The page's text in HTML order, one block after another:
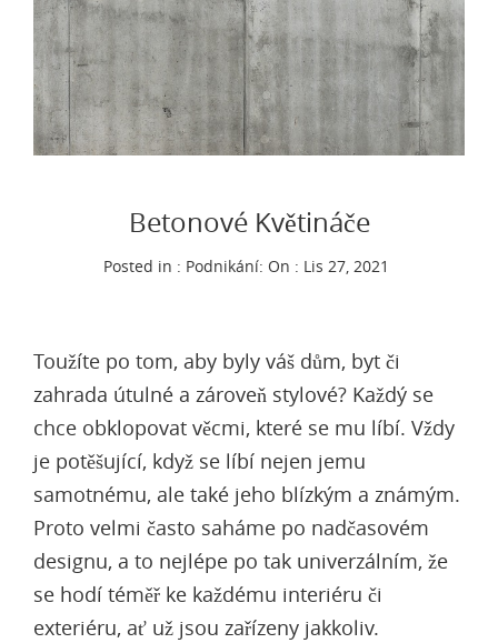
Betonové Květináče
Posted in : Podnikání: On : Lis 27, 2021
Toužíte po tom, aby byly váš dům, byt či
zahrada útulné a zároveň stylové? Každý se
chce obklopovat věcmi, které se mu líbí. Vždy
je potěšující, když se líbí nejen jemu
samotnému, ale také jeho blízkým a známým.
Proto velmi často saháme po nadčasovém
designu, a to nejlépe po tak univerzálním, že
se hodí téměř ke každému interiéru či
exteriéru, ať už jsou zařízeny jakkoliv.